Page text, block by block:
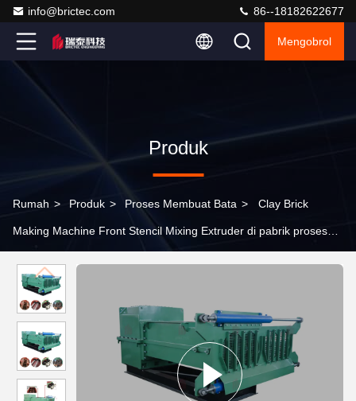
info@brictec.com 86--18182622677
Mengobrol
Produk
Rumah > Produk > Proses Membuat Bata > Clay Brick
Making Machine Front Stencil Mixing Extruder di pabrik proses